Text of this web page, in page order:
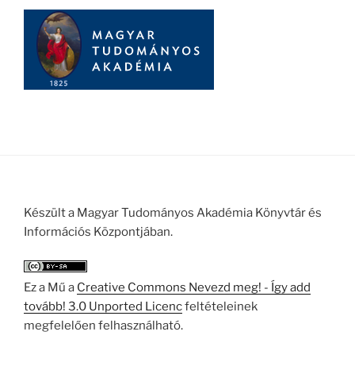
Készült a Magyar Tudományos Akadémia Könyvtár és
Információs Központjában.
Ez a Mű a Creative Commons Nevezd meg! - Így add
tovább! 3.0 Unported Licencfeltételeinek
megfelelően felhasználható.